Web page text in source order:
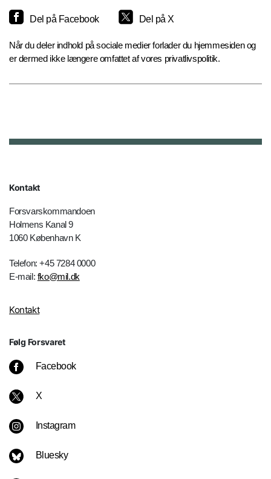
Del på Facebook Del på X
Når du deler indhold på sociale medier forlader du hjemmesiden og
er dermed ikke længere omfattet af vores privatlivspolitik.
Kontakt
Forsvarskommandoen
Holmens Kanal 9
1060 København K
Telefon: +45 7284 0000
E-mail: fko@mil.dk
Kontakt
Følg Forsvaret
Facebook
X
Instagram
Bluesky